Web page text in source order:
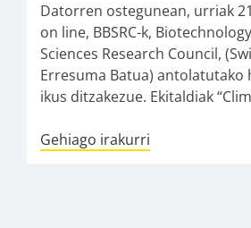
Datorren ostegunean, urriak
on line, BBSRC-k,
Sciences Research Council,
Erresuma Batua) antolatutako
ikus ditzakezue. Ekitaldiak
Gehiago irakurri